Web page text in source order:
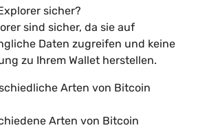
sicher?
sind sicher, da sie auf
Daten zugreifen und keine
zu Ihrem Wallet herstellen.
Arten von Bitcoin
Arten von Bitcoin